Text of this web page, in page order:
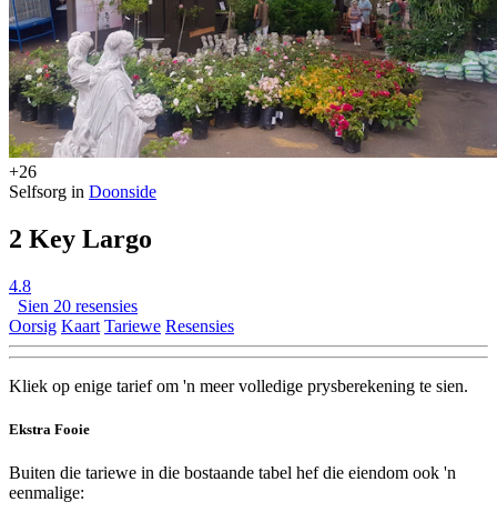
+26
Selfsorg in Doonside
2 Key Largo
4.8
Sien 20 resensies
Oorsig Kaart Tariewe Resensies
Kliek op enige tarief om 'n meer volledige prysberekening te sien.
Ekstra Fooie
Buiten die tariewe in die bostaande tabel hef die eiendom ook 'n
eenmalige: